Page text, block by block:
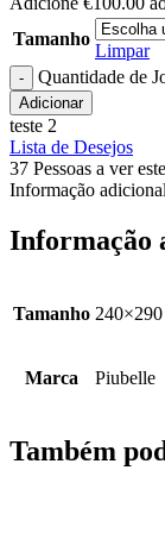
Tamanho
Limpar
Quantidade de
Adicionar
teste 2
Lista de Desejos
37 Pessoas a ver
Informação adicional
Informação
Tamanho
Marca Piubelle
Também